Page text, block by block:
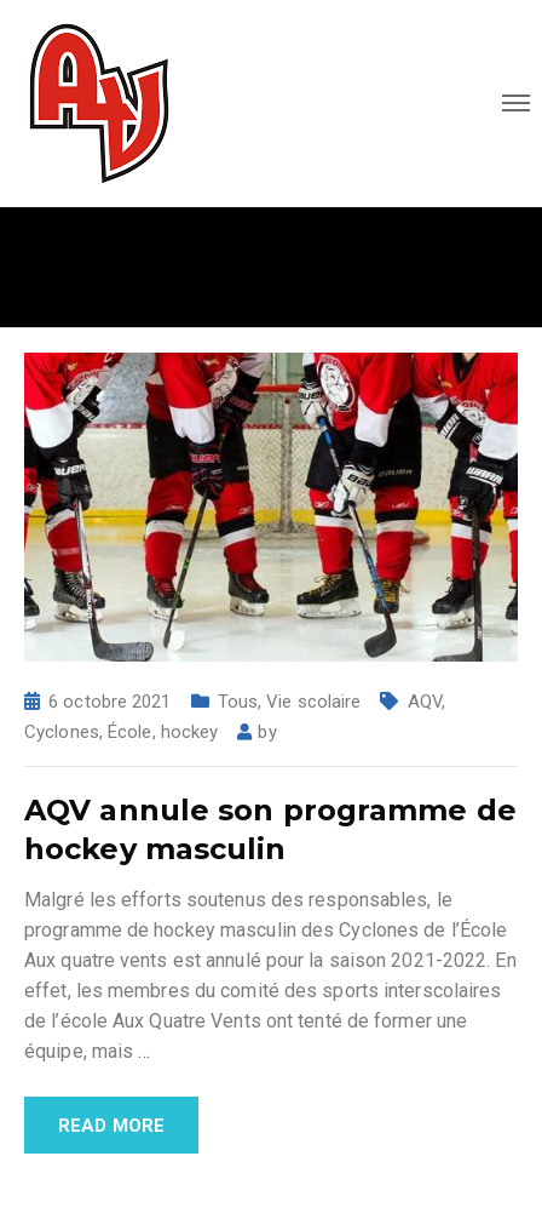
6 octobre 2021 Tous,Vie scolaire AQV,
Cyclones,École, hockey by
AQV annule son programme de
hockey masculin
Malgré les efforts soutenus des responsables, le
programme de hockey masculin des Cyclones de l’École
Aux quatre vents est annulé pour la saison 2021-2022. En
effet, les membres du comité des sports interscolaires
de l’école Aux Quatre Vents ont tenté de former une
équipe, mais…
READ MORE